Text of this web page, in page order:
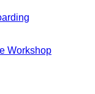
Workshop